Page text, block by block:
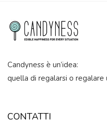
Candyness è un’idea:
quella di regalarsi o
CONTATTI